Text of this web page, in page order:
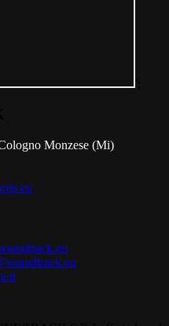
Monzese (Mi)